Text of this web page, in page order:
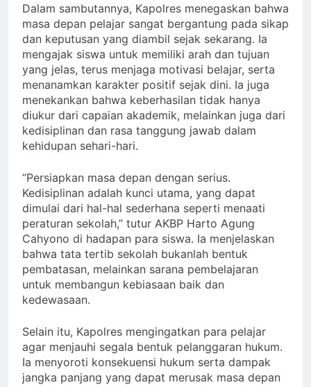
Dalam sambutannya, Kapolres menegaskan bahwa
masa depan pelajar sangat bergantung pada sikap
dan keputusan yang diambil sejak sekarang. Ia
mengajak siswa untuk memiliki arah dan tujuan
yang jelas, terus menjaga motivasi belajar, serta
menanamkan karakter positif sejak dini. Ia juga
menekankan bahwa keberhasilan tidak hanya
diukur dari capaian akademik, melainkan juga dari
kedisiplinan dan rasa tanggung jawab dalam
kehidupan sehari-hari.
“Persiapkan masa depan dengan serius.
Kedisiplinan adalah kunci utama, yang dapat
dimulai dari hal-hal sederhana seperti menaati
peraturan sekolah,” tutur AKBP Harto Agung
Cahyono di hadapan para siswa. Ia menjelaskan
bahwa tata tertib sekolah bukanlah bentuk
pembatasan, melainkan sarana pembelajaran
untuk membangun kebiasaan baik dan
kedewasaan.
Selain itu, Kapolres mengingatkan para pelajar
agar menjauhi segala bentuk pelanggaran hukum.
Ia menyoroti konsekuensi hukum serta dampak
jangka panjang yang dapat merusak masa depan